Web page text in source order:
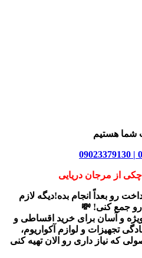
از مرجان دریایی
رو بعداً انجام بده!دیگه لازم
رو جمع کنی! 💸
و آسان برای خرید اقساطی و
تجهیزات و لوازم آکواریوم،
که نیاز داری رو الان تهیه کنی